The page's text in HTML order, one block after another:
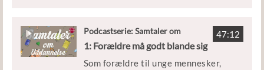
47:12
Podcastserie: Samtaler om
Uddannelse
1: Forældre må godt blande sig
Som forældre til unge mennesker,